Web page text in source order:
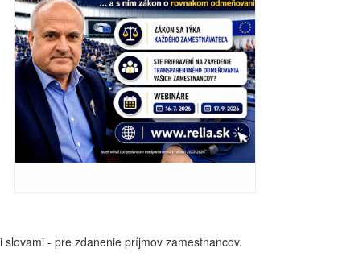
- pre zdanenie príjmov zamestnancov.